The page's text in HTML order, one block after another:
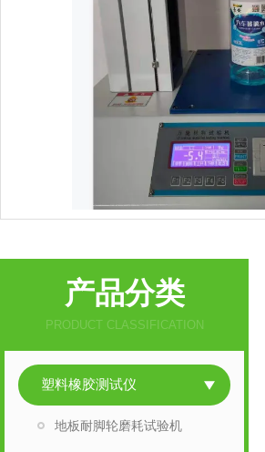
产品分类
PRODUCT CLASSIFICATION
塑料橡胶测试仪
地板耐脚轮磨耗试验机